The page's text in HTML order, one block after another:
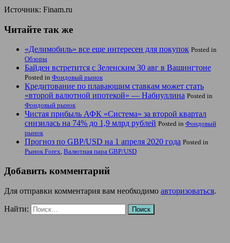
Источник: Finam.ru
Читайте так же
«Делимобиль» все еще интересен для покупок Posted in
Обзоры
Байден встретится с Зеленским 30 авг в Вашингтоне
Posted in Фондовый рынок
Кредитование по плавающим ставкам может стать
«второй валютной ипотекой» — Набиуллина Posted in
Фондовый рынок
Чистая прибыль АФК «Система» за второй квартал
снизилась на 74% до 1,9 млрд рублей Posted in Фондовый
рынок
Прогноз по GBP/USD на 1 апреля 2020 года Posted in
Рынок Forex, Валютная пара GBP/USD
Добавить комментарий
Для отправки комментария вам необходимо авторизоваться.
Найти: